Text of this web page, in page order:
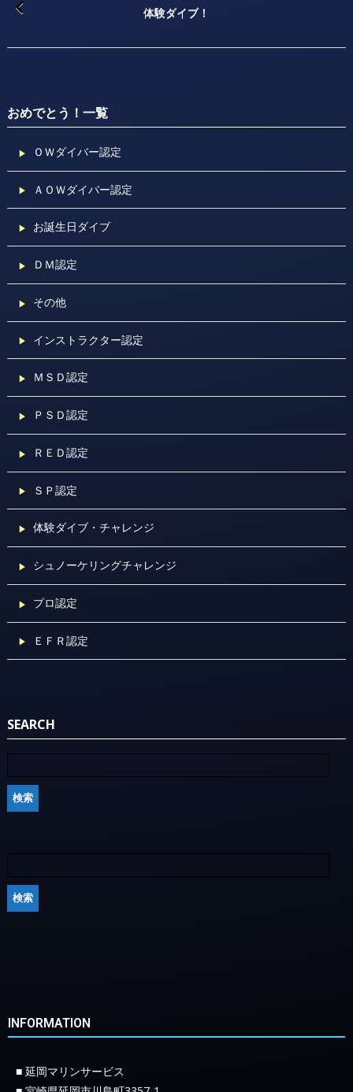
体験ダイブ！
おめでとう！一覧
ＯＷダイバー認定
ＡＯＷダイバー認定
お誕生日ダイブ
ＤＭ認定
その他
インストラクター認定
ＭＳＤ認定
ＰＳＤ認定
ＲＥＤ認定
ＳＰ認定
体験ダイブ・チャレンジ
シュノーケリングチャレンジ
プロ認定
ＥＦＲ認定
SEARCH
INFORMATION
■ 延岡マリンサービス